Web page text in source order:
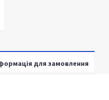
для замовлення